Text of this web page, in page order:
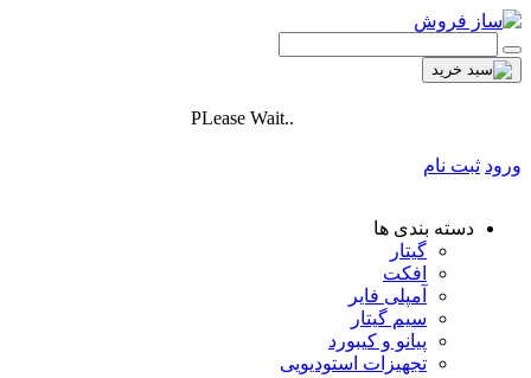
PLease Wait..
ورود ثبت نام
دسته بندی ها
گیتار
افکت
آمپلی فایر
سیم گیتار
پیانو و کیبورد
تجهیزات استودیویی